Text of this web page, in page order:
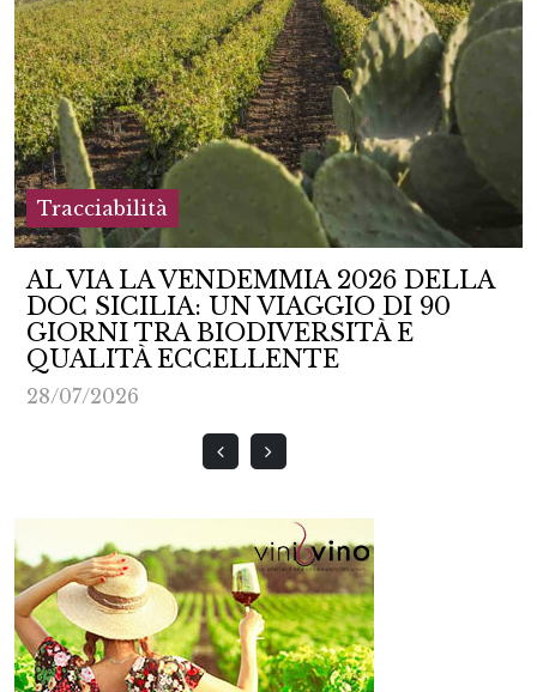
Tracciabilità
AL VIA LA VENDEMMIA 2026 DELLA
DOC SICILIA: UN VIAGGIO DI 90
GIORNI TRA BIODIVERSITÀ E
QUALITÀ ECCELLENTE
28/07/2026